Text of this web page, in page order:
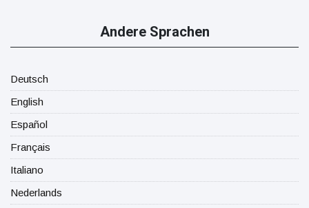
Andere Sprachen
Deutsch
English
Español
Français
Italiano
Nederlands